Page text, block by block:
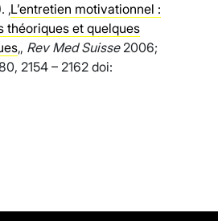
‚L’entretien motivationnel :
théoriques et quelques
‚, Rev Med Suisse2006;
2154 – 2162 doi: